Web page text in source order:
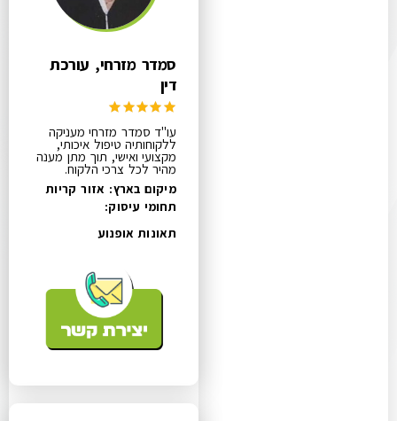
סמדר מזרחי, עורכת
דין
עו"ד סמדר מזרחי מעניקה
ללקוחותיה טיפול איכותי,
מקצועי ואישי, תוך מתן מענה
מהיר לכל צרכי הלקוח.
מיקום בארץ: אזור קריות
תחומי עיסוק:
תאונות אופנוע